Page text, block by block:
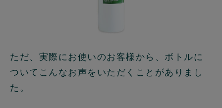
ただ、実際にお使いのお客様から、ボトルに
ついてこんなお声をいただくことがありまし
た。